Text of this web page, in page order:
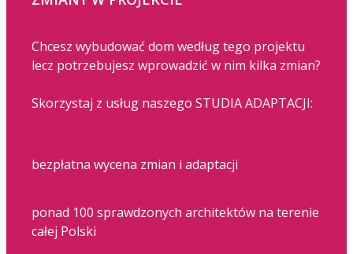
Chcesz wybudować dom według tego projektu
lecz potrzebujesz wprowadzić w nim kilka zmian?
Skorzystaj z usług naszego STUDIA ADAPTACJI:
bezpłatna wycena zmian i adaptacji
ponad 100 sprawdzonych architektów na terenie
całej Polski